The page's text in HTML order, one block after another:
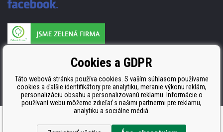
ISO 9001, ISO 14001 a STMC.
Ecommerce solutionsBINARGON.cz
Cookies a GDPR
Táto webová stránka používa cookies. S vaším súhlasom používame
cookies a ďalšie identifikátory pre analytiku, meranie výkonu reklám,
personalizáciu obsahu a personalizovanú reklamu. Informácie o
používaní webu môžeme zdieľať s našimi partnermi pre reklamu,
analytiku a sociálne médiá.